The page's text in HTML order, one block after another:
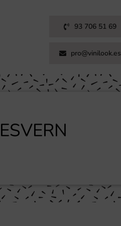
93 706 51 69
pro@vinilook.es